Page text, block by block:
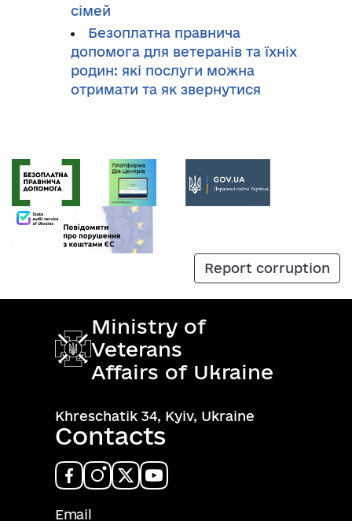
сімей
Безоплатна правнича
допомога для ветеранів та їхніх
родин: які послуги можна
отримати та як звернутися
Report corruption
Ministry of
Veterans
Affairs of Ukraine
Khreschatik 34, Kyiv, Ukraine
Contacts
Email